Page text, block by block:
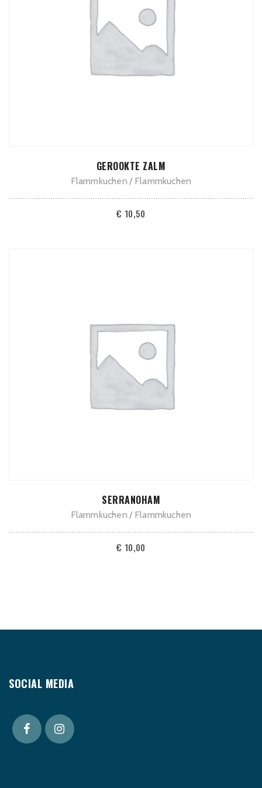
ADD TO CART
GEROOKTE ZALM
Flammkuchen Flammkuchen
€ 10,50
ADD TO CART
SERRANOHAM
Flammkuchen Flammkuchen
€ 10,00
SOCIAL MEDIA